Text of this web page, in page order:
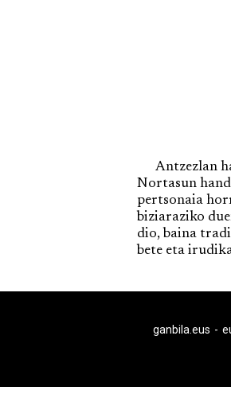
Antzezlan
Nortasun
pertsonaia
biziaraziko
dio, baina
bete eta
ganbila.eus -